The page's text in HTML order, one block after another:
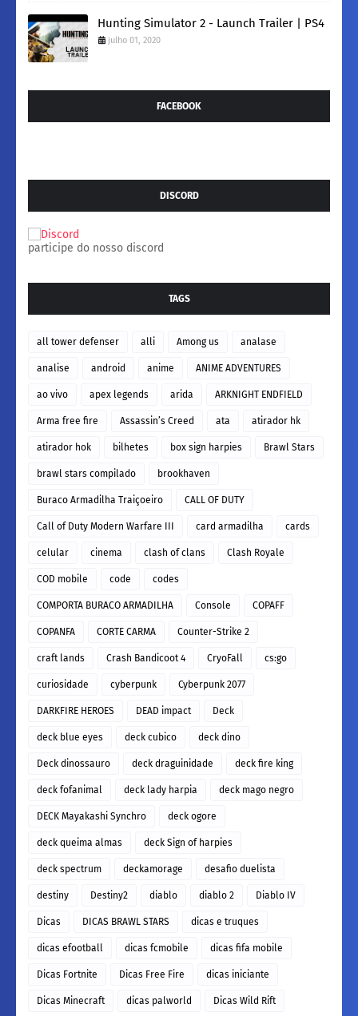
Hunting Simulator 2 - Launch Trailer | PS4
julho 01, 2020
FACEBOOK
DISCORD
participe do nosso discord
TAGS
all tower defenser alli Among us analase
analise android anime ANIME ADVENTURES
ao vivo apex legends arida ARKNIGHT ENDFIELD
Arma free fire Assassin’s Creed ata atirador hk
atirador hok bilhetes box sign harpies Brawl Stars
brawl stars compilado brookhaven
Buraco Armadilha Traiçoeiro CALL OF DUTY
Call of Duty Modern Warfare III card armadilha cards
celular cinema clash of clans Clash Royale
COD mobile code codes
COMPORTA BURACO ARMADILHA Console COPAFF
COPANFA CORTE CARMA Counter-Strike 2
craft lands Crash Bandicoot 4 CryoFall cs:go
curiosidade cyberpunk Cyberpunk 2077
DARKFIRE HEROES DEAD impact Deck
deck blue eyes deck cubico deck dino
Deck dinossauro deck draguinidade deck fire king
deck fofanimal deck lady harpia deck mago negro
DECK Mayakashi Synchro deck ogore
deck queima almas deck Sign of harpies
deck spectrum deckamorage desafio duelista
destiny Destiny2 diablo diablo 2 Diablo IV
Dicas DICAS BRAWL STARS dicas e truques
dicas efootball dicas fcmobile dicas fifa mobile
Dicas Fortnite Dicas Free Fire dicas iniciante
Dicas Minecraft dicas palworld Dicas Wild Rift